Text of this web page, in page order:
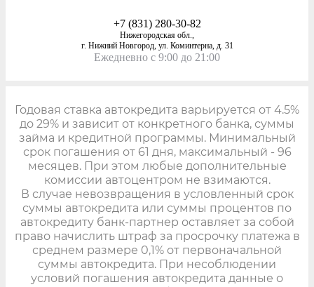
+7 (831) 280-30-82
Нижегородская обл.,
г. Нижний Новгород, ул. Коминтерна, д. 31
Ежедневно с 9:00 до 21:00
Годовая ставка автокредита варьируется от 4.5%
до 29% и зависит от конкретного банка, суммы
займа и кредитной программы. Минимальный
срок погашения от 61 дня, максимальный - 96
месяцев. При этом любые дополнительные
комиссии автоцентром не взимаются.
В случае невозвращения в условленный срок
суммы автокредита или суммы процентов по
автокредиту банк-партнер оставляет за собой
право начислить штраф за просрочку платежа в
среднем размере 0,1% от первоначальной
суммы автокредита. При несоблюдении
условий погашения автокредита данные о